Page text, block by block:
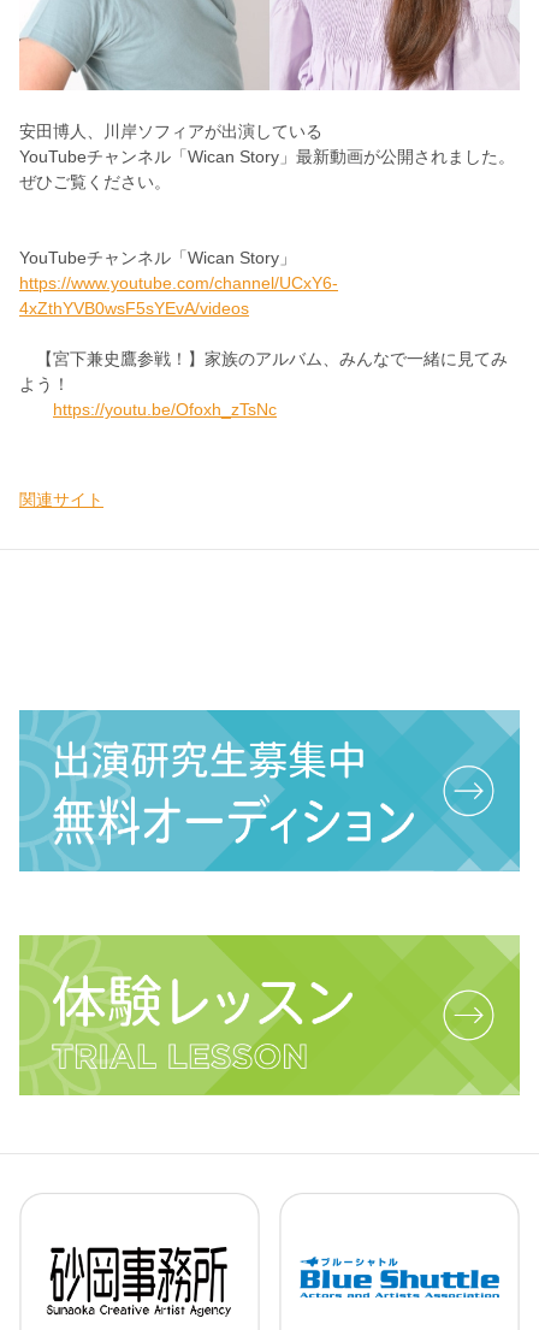
安田博人、川岸ソフィアが出演している
YouTubeチャンネル「Wican Story」最新動画が公開されました。
ぜひご覧ください。
YouTubeチャンネル「Wican Story」
https://www.youtube.com/channel/UCxY6-
4xZthYVB0wsF5sYEvA/videos
【宮下兼史鷹参戦！】家族のアルバム、みんなで一緒に見てみ
よう！
https://youtu.be/Ofoxh_zTsNc
関連サイト